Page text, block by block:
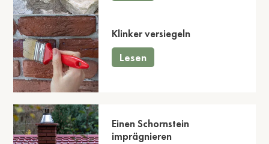
Klinker versiegeln
Lesen
Einen Schornstein
imprägnieren